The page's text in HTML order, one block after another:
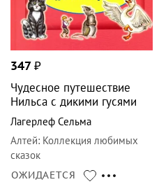
347 ₽
Чудесное путешествие
Нильса с дикими гусями
Лагерлеф Сельма
Алтей: Коллекция любимых
сказок
ОЖИДАЕТСЯ